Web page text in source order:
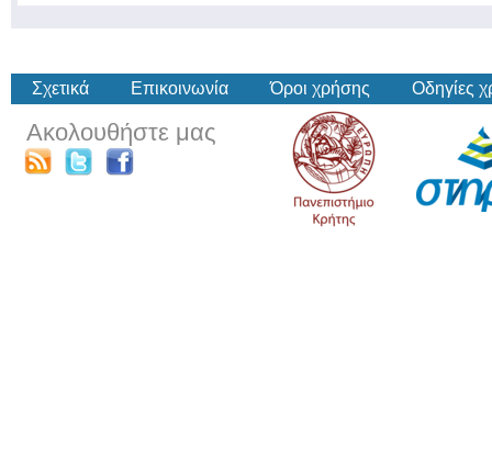
Σχετικά Επικοινωνία Όροι χρήσης Οδηγίες
Ακολουθήστε μας